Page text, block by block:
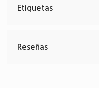
Etiquetas
Reseñas